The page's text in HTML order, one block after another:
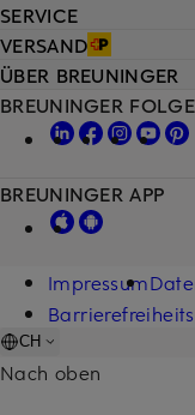
SERVICE
VERSAND
ÜBER BREUNINGER
BREUNINGER
BREUNINGER APP
Impressum
CH
Nach oben